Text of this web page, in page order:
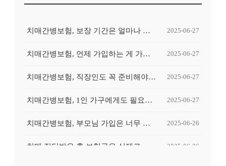
치매간병보험, 보장 기간은 얼마나 중요한가요? 2025-06-27
치매간병보험, 언제 가입하는 게 가장 유리할까요? 2025-06-27
치매간병보험, 직장인도 꼭 준비해야 할까요? 2025-06-27
치매간병보험, 1인 가구에게도 필요할까요? 2025-06-27
치매간병보험, 부모님 가입은 너무 늦은 걸까요? 2025-06-26
2025-06-26